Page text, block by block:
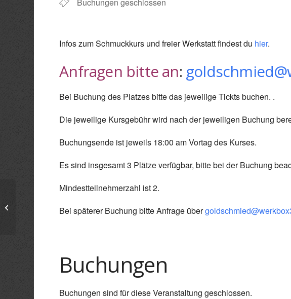
Infos zum Schmuckkurs und freier Werkstatt findest du hier.
Anfragen bitte an:
Bei Buchung des Platzes bitte das jeweilige Tickts buchen. .
Die jeweilige Kursgebühr wird nach der jeweiligen Buchung
Buchungsende ist jeweils 18:00 am Vortag des Kurses.
Es sind insgesamt 3 Plätze verfügbar, bitte bei der Buchung
Mindestteilnehmerzahl ist 2.
Bei späterer Buchung bitte Anfrage über
Buchungen
Buchungen sind für diese Veranstaltung geschlossen.
Schnupperkurs Goldschmieden